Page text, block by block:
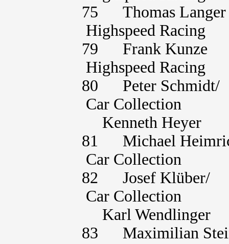
75 Thomas
Highspeed Racing
79 Frank Kunze
Highspeed Racing
80 Peter
Car Collection
Kenneth
81 Michael
Car Collection
82 Josef Klüber/
Car Collection
Karl
83 Maximilian